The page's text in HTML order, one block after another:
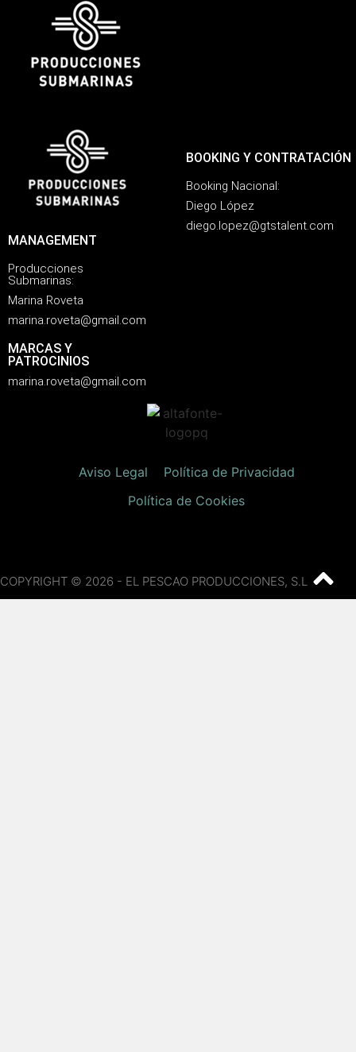
MANAGEMENT
Producciones
Submarinas:
Marina Roveta
marina.roveta@gmail.com
MARCAS Y
PATROCINIOS
marina.roveta@gmail.com
BOOKING Y CONTRATACIÓN
Booking Nacional:
Diego López
diego.lopez@gtstalent.com
Aviso Legal
Política de Privacidad
Política de Cookies
COPYRIGHT © 2026 - EL PESCAO PRODUCCIONES, S.L